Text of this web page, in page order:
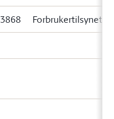
3868 Forbrukertilsynet